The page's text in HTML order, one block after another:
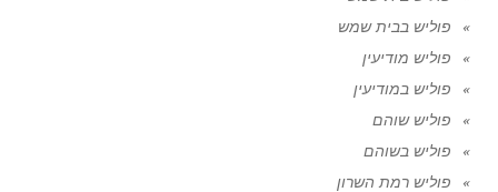
פוליש בבית שמש
פוליש מודיעין
פוליש במודיעין
פוליש שוהם
פוליש בשוהם
פוליש רמת השרון